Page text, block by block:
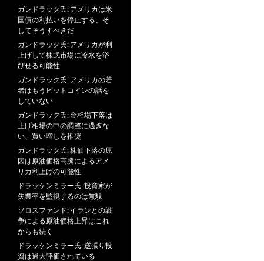
ガンドラック氏: アメリカは米
国債の利払いを停止する、そ
してそうすべきだ
ガンドラック氏: アメリカが利
上げして株式市場に冷水を浴
びせる可能性
ガンドラック氏: アメリカの若
者はもうビットコインの話を
していない
ガンドラック氏: 金相場下落は
上げ相場の中の調整に過ぎな
い、買い増しを推奨
ガンドラック氏: 株価下落の原
因は原油価格高騰によるアメ
リカ利上げの可能性
ドラッケンミラー氏: 投資家が
失業率を監視するのは無駄
ソロスファンド: イランとの戦
争による原油価格上昇はこれ
からも続く
ドラッケンミラー氏: 逆張り投
資は過大評価されている